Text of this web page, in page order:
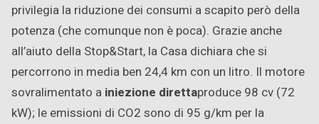
privilegia la riduzione dei consumi a scapito però della
potenza (che comunque non è poca). Grazie anche
all’aiuto della Stop&Start, la Casa dichiara che si
percorrono in media ben 24,4 km con un litro. Il motore
sovralimentato a iniezione direttaproduce 98 cv (72
kW); le emissioni di CO2 sono di 95 g/km per la